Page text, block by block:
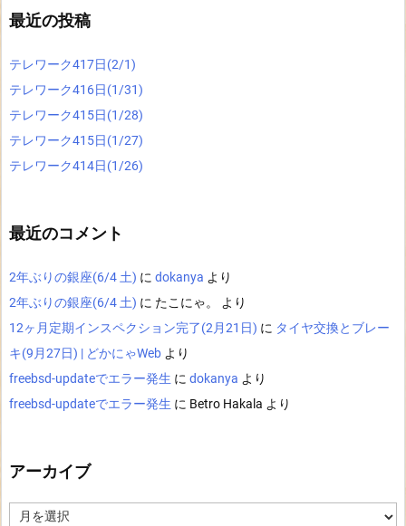
最近の投稿
テレワーク417日(2/1)
テレワーク416日(1/31)
テレワーク415日(1/28)
テレワーク415日(1/27)
テレワーク414日(1/26)
最近のコメント
2年ぶりの銀座(6/4 土) に dokanya より
2年ぶりの銀座(6/4 土) に たこにゃ。
より
12ヶ月定期インスペクション完了(2月21日) に タイヤ交換とブレー
キ(9月27日) | どかにゃWeb より
freebsd-updateでエラー発生 に dokanya より
freebsd-updateでエラー発生 に Betro Hakala より
アーカイブ